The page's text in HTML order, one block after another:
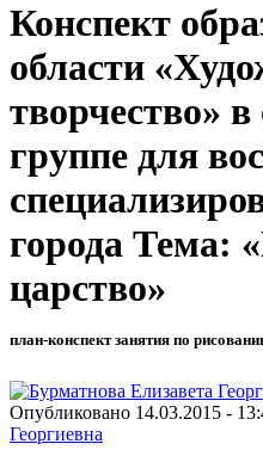
Конспект
области
творчество»
группе для
города Тема:
царство»
план-конспект занятия по
Опубликовано 14.03.2015 -
Георгиевна